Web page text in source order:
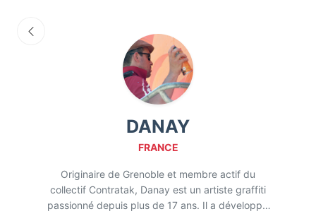
DANAY
FRANCE
Originaire de Grenoble et membre actif du
collectif Contratak, Danay est un artiste graffiti
passionné depuis plus de 17 ans. Il a développé